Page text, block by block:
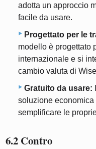
adotta un approccio
facile da usare.
Progettato per le
modello è progettato
internazionale e si
cambio valuta di
Gratuito da usare:
soluzione
semplificare le
6.2 Contro